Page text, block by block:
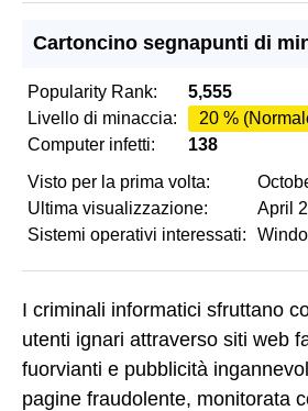
Cartoncino segnapunti di
Popularity Rank:
5,555
Livello di minaccia:
20 %
Computer infetti:
138
Visto per la prima volta:
Ultima visualizzazione:
April
Sistemi operativi interessati:
I criminali informatici sfruttano
utenti ignari attraverso siti web
fuorvianti e pubblicità
pagine fraudolente, monitorata